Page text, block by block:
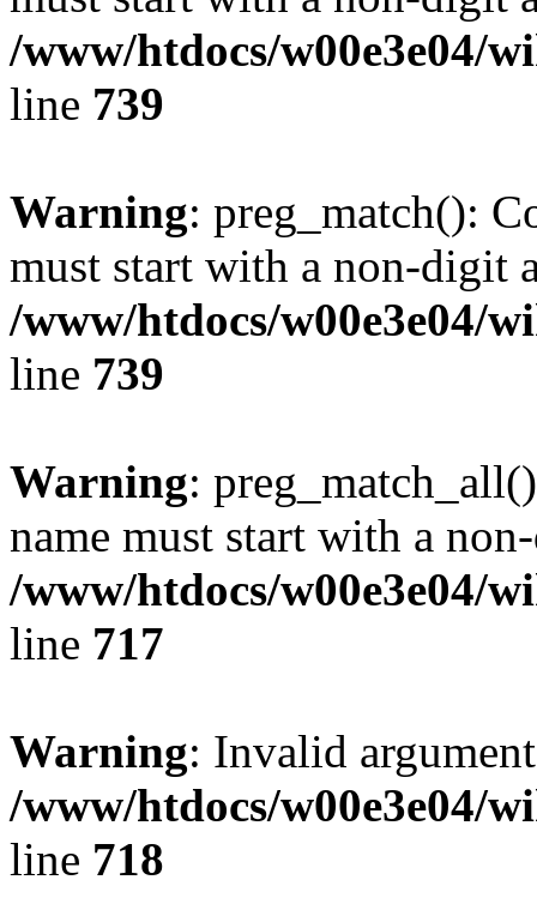
/www/htdocs/w00e3e04/
line 739
Warning: preg_match():
must start with a non-digit
/www/htdocs/w00e3e04/
line 739
Warning:
name must start with a
/www/htdocs/w00e3e04/
line 717
Warning: Invalid
/www/htdocs/w00e3e04/
line 718